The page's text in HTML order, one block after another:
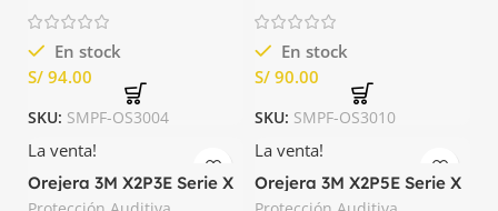
En stock
S/
SKU: SMPF-OS3004
En stock
S/
SKU: SMPF-OS3010
La venta!
Orejera 3M X2P3E Serie X
Adaptable a Casco 24dB
La venta!
Orejera 3M X2P5E Serie X
Adaptable a Casco 24dB